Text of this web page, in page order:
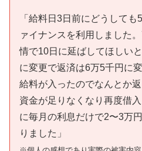
「給料日3日前にどうして
ァイナンスを利用しました
情で10日に延ばしてほしい
に変更で返済は6万5千円に
給料が入ったのでなんとか
資金が足りなくなり再度借
に毎月の利息だけで2〜3万
りました」